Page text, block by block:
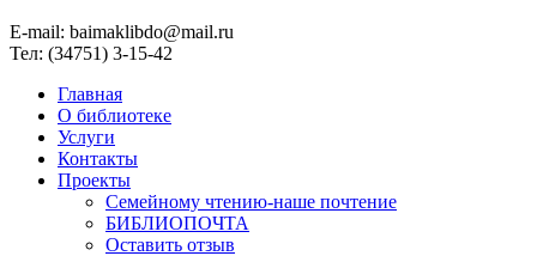
Е-mail: baimaklibdo@mail.ru
Тел: (34751) 3-15-42
Главная
О библиотеке
Услуги
Контакты
Проекты
Семейному чтению-наше почтение
БИБЛИОПОЧТА
Оставить отзыв